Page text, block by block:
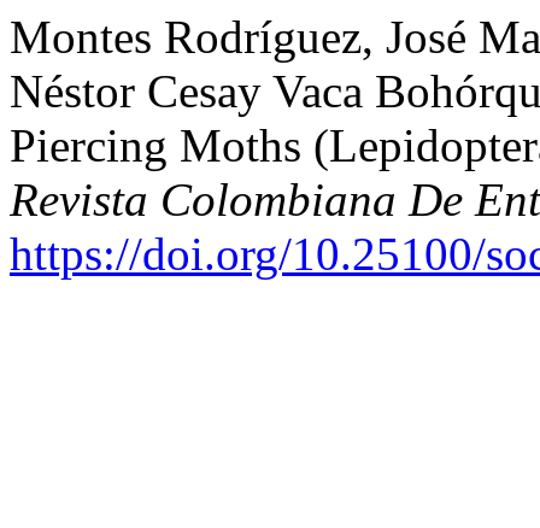
Montes Rodríguez, José
Néstor Cesay Vaca
Piercing Moths
Revista Colombiana De
https://doi.org/10.25100/